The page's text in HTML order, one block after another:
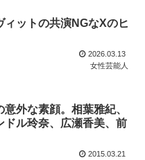
ットの共演NGなXのヒ
2026.03.13
女性芸能人
外な素顔。相葉雅紀、
ドル玲奈、広瀬香美、前
2015.03.21